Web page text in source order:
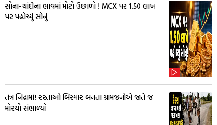
સોના-ચાંદીના ભાવમાં મોટો ઉછાળો ! MCX પર ₹1.50 લાખ
પર પહોચ્યું સોનું
તંત્ર નિદ્રામાં! રસ્તાઓ બિસ્માર બનતા ગ્રામજનોએ જાતે જ
મોરચો સંભાળ્યો